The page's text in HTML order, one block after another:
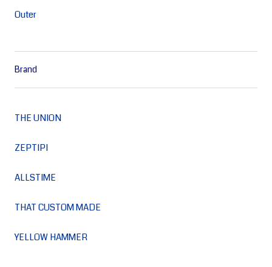
Outer
Brand
THE UNION
ZEPTIPI
ALLSTIME
THAT CUSTOM MADE
YELLOW HAMMER